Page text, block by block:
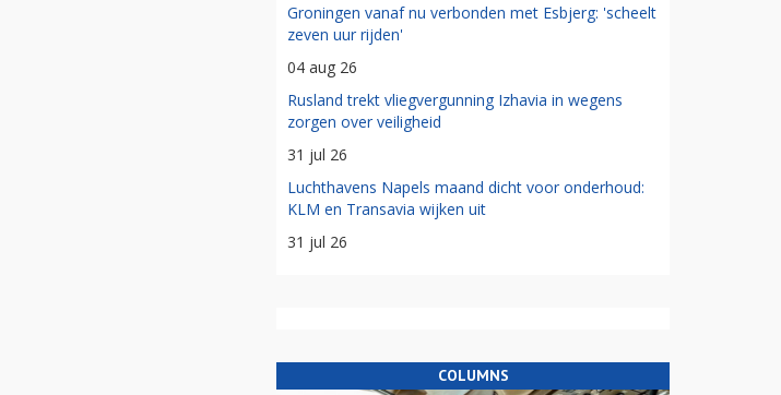
Groningen vanaf nu verbonden met Esbjerg: 'scheelt
zeven uur rijden'
04 aug 26
Rusland trekt vliegvergunning Izhavia in wegens
zorgen over veiligheid
31 jul 26
Luchthavens Napels maand dicht voor onderhoud:
KLM en Transavia wijken uit
31 jul 26
COLUMNS